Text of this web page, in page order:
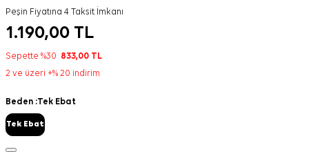
Peşin Fiyatına 4 Taksit İmkanı
1.190,00 TL
Sepette %30 833,00 TL
2 ve üzeri +% 20 indirim
Beden :Tek Ebat
Tek Ebat